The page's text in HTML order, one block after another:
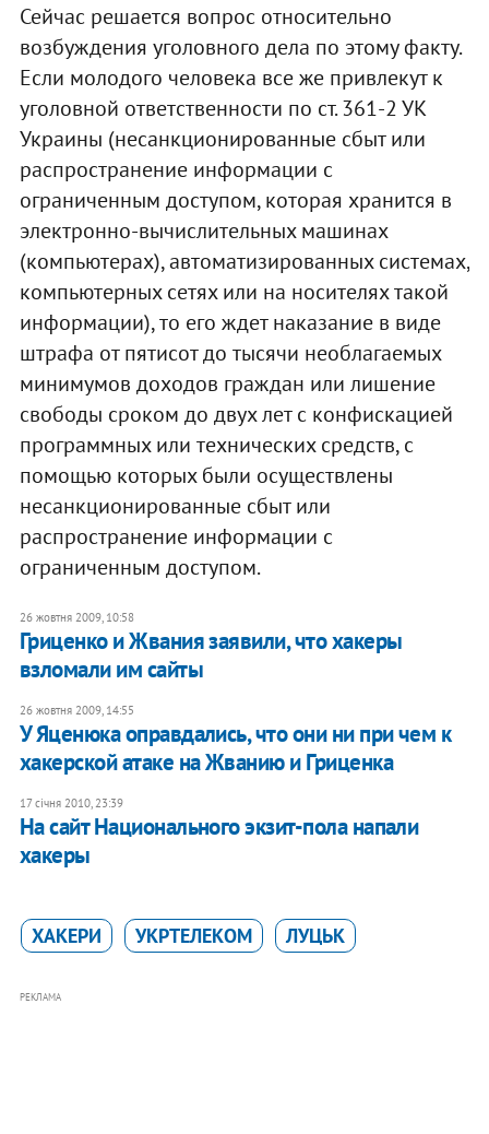
Сейчас решается вопрос относительно
возбуждения уголовного дела по этому факту.
Если молодого человека все же привлекут к
уголовной ответственности по ст. 361-2 УК
Украины (несанкционированные сбыт или
распространение информации с
ограниченным доступом, которая хранится в
электронно-вычислительных машинах
(компьютерах), автоматизированных системах,
компьютерных сетях или на носителях такой
информации), то его ждет наказание в виде
штрафа от пятисот до тысячи необлагаемых
минимумов доходов граждан или лишение
свободы сроком до двух лет с конфискацией
программных или технических средств, с
помощью которых были осуществлены
несанкционированные сбыт или
распространение информации с
ограниченным доступом.
26 жовтня 2009, 10:58
Гриценко и Жвания заявили, что хакеры
взломали им сайты
26 жовтня 2009, 14:55
У Яценюка оправдались, что они ни при чем к
хакерской атаке на Жванию и Гриценка
17 січня 2010, 23:39
На сайт Национального экзит-пола напали
хакеры
ХАКЕРИ УКРТЕЛЕКОМ ЛУЦЬК
РЕКЛАМА